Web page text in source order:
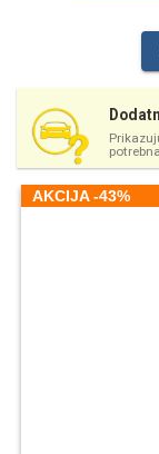
AKCIJA -43%